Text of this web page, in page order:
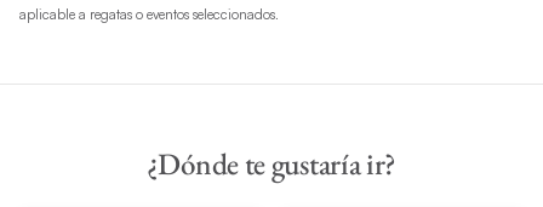
aplicable a regatas o eventos seleccionados.
¿Dónde te gustaría ir?